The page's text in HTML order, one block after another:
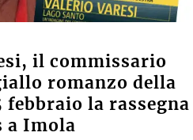
il commissario
romanzo della
febbraio la rassegna
a Imola